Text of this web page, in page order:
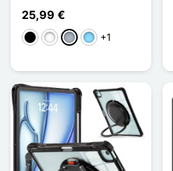
25,99 €
Schwarz
WeißGrauHellblau
+1